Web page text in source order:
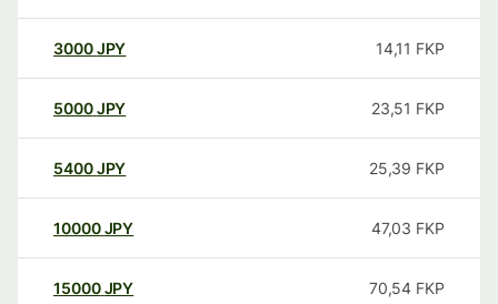
3000JPY 14,11 FKP
5000JPY 23,51 FKP
5400JPY 25,39 FKP
10000 JPY 47,03 FKP
15000 JPY 70,54 FKP